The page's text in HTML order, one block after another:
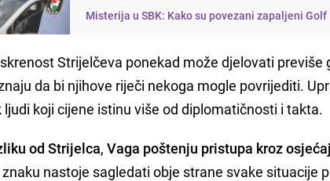
Misterija u SBK: Kako su povezani zapaljeni
Strijelčeva ponekad može djelovati
da bi njihove riječi nekoga mogle povrijediti.
ljudi koji cijene istinu više od diplomatičnosti i takta.
od Strijelca,Vaga poštenju pristupa kroz
nastoje sagledati obje strane svake situacije